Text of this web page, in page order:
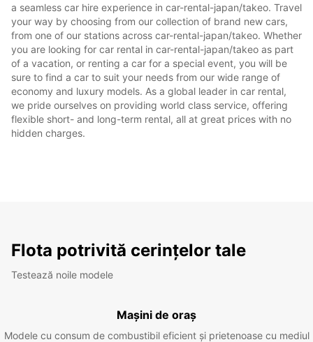
a seamless car hire experience in car-rental-japan/takeo. Travel
your way by choosing from our collection of brand new cars,
from one of our stations across car-rental-japan/takeo. Whether
you are looking for car rental in car-rental-japan/takeo as part
of a vacation, or renting a car for a special event, you will be
sure to find a car to suit your needs from our wide range of
economy and luxury models. As a global leader in car rental,
we pride ourselves on providing world class service, offering
flexible short- and long-term rental, all at great prices with no
hidden charges.
Flota potrivită cerințelor tale
Testează noile modele
Mașini de oraș
Modele cu consum de combustibil eficient și prietenoase cu mediul